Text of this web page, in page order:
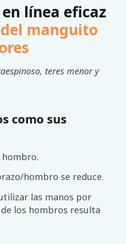
línea eficaz
manguito
teres menor y
como sus
hombro se reduce.
las manos por
los hombros resulta